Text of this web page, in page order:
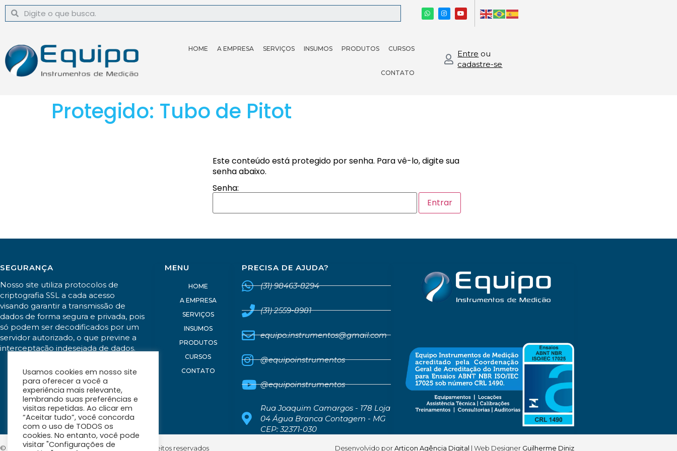
HOME A EMPRESA SERVIÇOS INSUMOS PRODUTOS CURSOS
CONTATO
Entre ou
cadastre-se
Protegido: Tubo de Pitot
Este conteúdo está protegido por senha. Para vê-lo, digite sua
senha abaixo.
Senha:
SEGURANÇA
Nosso site utiliza protocolos de
criptografia SSL a cada acesso
visando garantir a transmissão de
dados de forma segura e privada, pois
só podem ser decodificados por um
servidor autorizado, o que previne a
interceptação indesejada de dados.
MENU
HOME
A EMPRESA
SERVIÇOS
INSUMOS
PRODUTOS
CURSOS
CONTATO
PRECISA DE AJUDA?
(31) 98463-8294
(31) 2559-8981
equipo.instrumentos@gmail.com
@equipoinstrumentos
@equipoinstrumentos
Rua Joaquim Camargos - 178 Loja
04 Água Branca Contagem - MG
CEP: 32371-030
© Equipo Instrumentos de Medição. Todos os direitos reservados Desenvolvido porArticon Agência Digital | Web Designer Guilherme Diniz
Usamos cookies em nosso site
para oferecer a você a
experiência mais relevante,
lembrando suas preferências e
visitas repetidas. Ao clicar em
“Aceitar tudo”, você concorda
com o uso de TODOS os
cookies. No entanto, você pode
visitar "Configurações de